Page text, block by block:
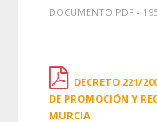
DOCUMENTO PDF -
DECRETO 221/
DE PROMOCIÓN Y
MURCIA